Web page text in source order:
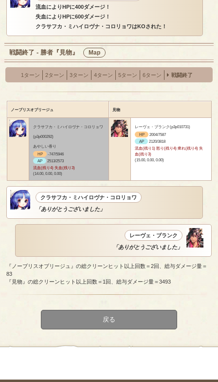
流血によりHPに400ダメージ！
失血によりHPに600ダメージ！
クラサフカ・ミハイロヴナ・コロリョワはKOされた！
戦闘終了 - 勝者『見物』 Map
1ターン 2ターン 3ターン 4ターン 5ターン 6ターン 戦闘終了
ノーブリスオブリージュ 見物
クラサフカ・ミハイロヴナ・コロリョワ
(p3p000292)
あやしい香り
HP
-747/5946
AP
2513/2573
流血(残り4) 失血(残り3)
(14.00, 0.00, 0.00)
レーヴェ・ブランク(p3p010731)
HP
2004/7587
AP
2120/3818
流血(残り1) 怒り(残り4) 痺れ(残り4) 失
血(残り3)
(15.00, 0.00, 0.00)
クラサフカ・ミハイロヴナ・コロリョワ
「ありがとうございました」
レーヴェ・ブランク
「ありがとうございました」
『ノーブリスオブリージュ』の総クリーンヒット以上回数＝2回、総与ダメージ量＝
83
『見物』の総クリーンヒット以上回数＝1回、総与ダメージ量＝3493
戻る